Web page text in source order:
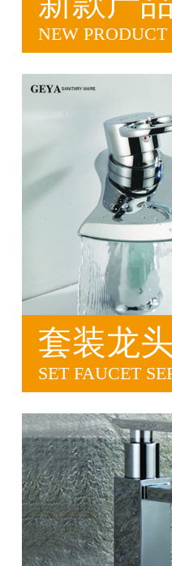
NEW PRODUCT
套装龙
SET FAUCET